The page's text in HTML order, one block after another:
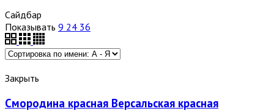
Сайдбар
Показывать 9 24 36
Закрыть
Смородина красная Версальская красная